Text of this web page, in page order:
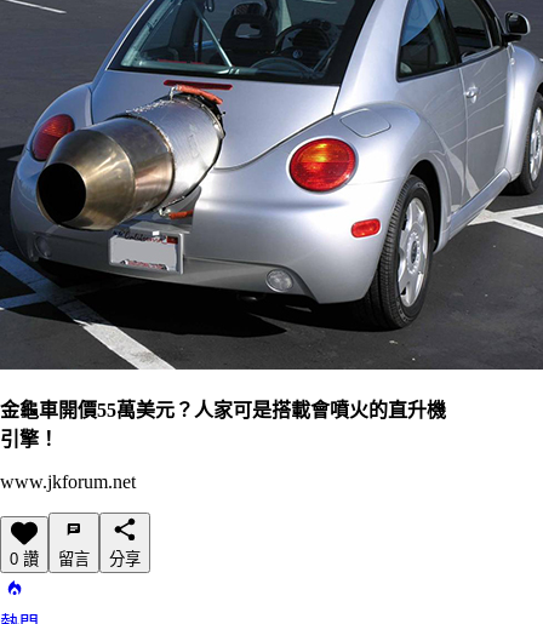
金龜車開價55萬美元？人家可是搭載會噴火的直升機
引擎！
www.jkforum.net
0 讚 留言 分享